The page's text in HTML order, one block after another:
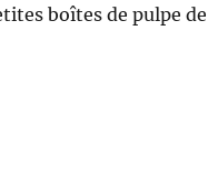
boîtes de pulpe de